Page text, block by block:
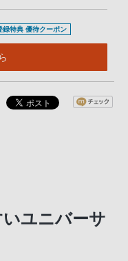
特典 優待クーポン
ユニバーサ